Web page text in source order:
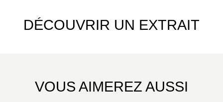
DÉCOUVRIR UN EXTRAIT
VOUS AIMEREZ AUSSI